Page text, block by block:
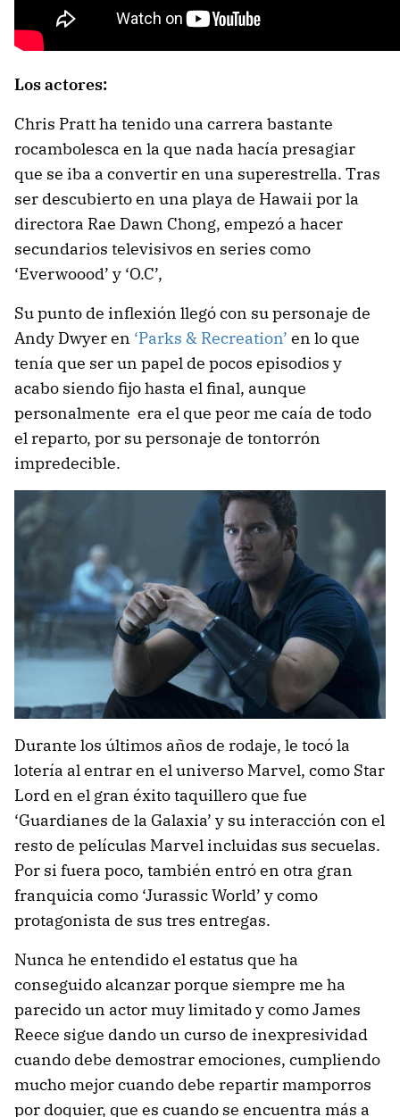
Los actores:
Chris Pratt ha tenido una carrera bastante
rocambolesca en la que nada hacía presagiar
que se iba a convertir en una superestrella. Tras
ser descubierto en una playa de Hawaii por la
directora Rae Dawn Chong, empezó a hacer
secundarios televisivos en series como
‘Everwoood’ y ‘O.C’,
Su punto de inflexión llegó con su personaje de
Andy Dwyer en ‘Parks & Recreation’ en lo que
tenía que ser un papel de pocos episodios y
acabo siendo fijo hasta el final, aunque
personalmente era el que peor me caía de todo
el reparto, por su personaje de tontorrón
impredecible.
Durante los últimos años de rodaje, le tocó la
lotería al entrar en el universo Marvel, como Star
Lord en el gran éxito taquillero que fue
‘Guardianes de la Galaxia’ y su interacción con el
resto de películas Marvel incluidas sus secuelas.
Por si fuera poco, también entró en otra gran
franquicia como ‘Jurassic World’ y como
protagonista de sus tres entregas.
Nunca he entendido el estatus que ha
conseguido alcanzar porque siempre me ha
parecido un actor muy limitado y como James
Reece sigue dando un curso de inexpresividad
cuando debe demostrar emociones, cumpliendo
mucho mejor cuando debe repartir mamporros
por doquier, que es cuando se encuentra más a